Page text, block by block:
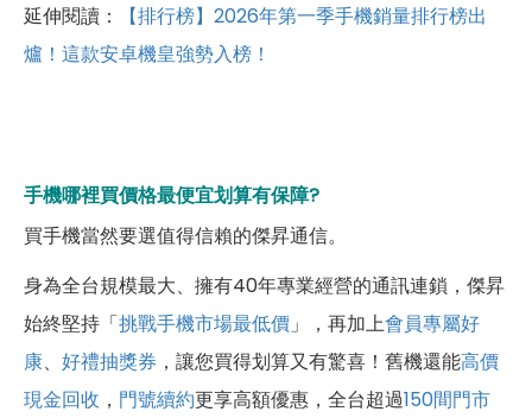
延伸閱讀：
【排行榜】2026年第一季手機銷量排行榜出
爐！這款安卓機皇強勢入榜！
手機哪裡買價格最便宜划算有保障?
買手機當然要選值得信賴的傑昇通信。
身為全台規模最大、擁有40年專業經營的通訊連鎖，傑昇
始終堅持「挑戰手機市場最低價 」，再加上會員專屬好
康、 好禮抽獎券 ，讓您買得划算又有驚喜！舊機還能高價
現金回收 ， 門號續約更享高額優惠，全台超過150間門市